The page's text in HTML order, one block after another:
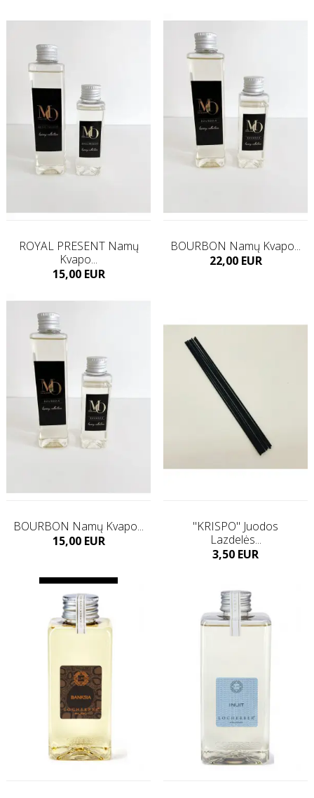
Į KREPŠELĮ Į KREPŠELĮ
ROYAL PRESENT Namų
Kvapo...
Kaina
15,00 EUR
Į KREPŠELĮ
BOURBON Namų Kvapo...
Kaina
22,00 EUR
BOURBON Namų Kvapo...
Kaina
15,00 EUR
"KRISPO" Juodos
Lazdelės...
Kaina
3,50 EUR
Į KREPŠELĮ